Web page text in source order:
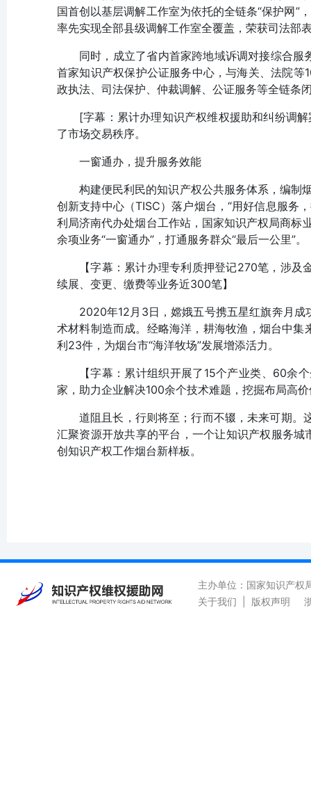
国首创以基层调解工作室为依托的全链条“保护网
率先实现全部县级调解工作室全覆盖，荣获司法部
同时，成立了省内首家跨地域诉调对接综合服
首家知识产权保护公证服务中心，与海关、法院
政执法、司法保护、仲裁调解、公证服务等全链条
[字幕：累计办理知识产权维权援助和纠纷调
了市场交易秩序。
一窗通办，提升服务效能
构建便民利民的知识产权公共服务体系，编制
创新支持中心（TISC）落户烟台，“用好信息服务
利局济南代办处烟台工作站，国家知识产权局商
余项业务“一窗通办”，打通服务群众“最后一公里”。
【字幕：累计办理专利质押登记270笔，涉
续展、变更、缴费等业务近300笔】
2020年12月3日，嫦娥五号携五星红旗奔月成
术材料制造而成。经略海洋，耕海牧渔，烟台中
利23件，为烟台市“海洋牧场”发展增添活力。
【字幕：累计组织开展了15个产业类、60余
家，助力企业解决100余个技术难题，挖掘布局高
道阻且长，行则将至；行而不辍，未来可期。
汇聚资源开放共享的平台，一个让知识产权服务
创知识产权工作烟台新样板。
主办单位：国家知识产
关于我们
版权声明